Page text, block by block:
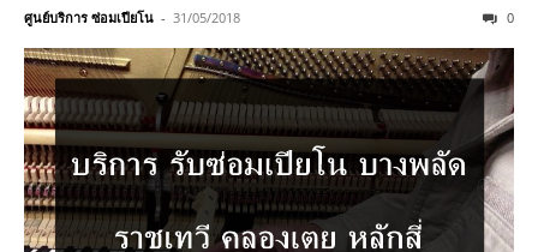
ศูนย์บริการ ซ่อมเปียโน - 31/05/2018 0